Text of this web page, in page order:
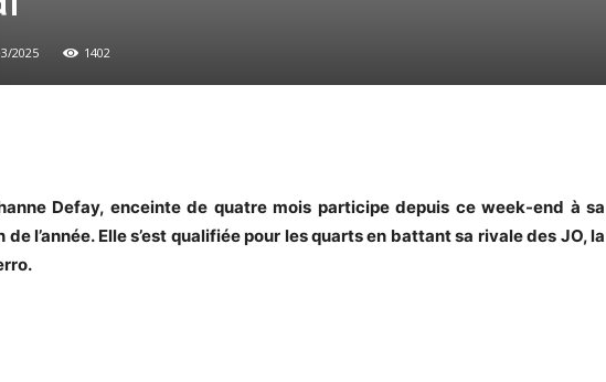
2025 1402
Defay, enceinte de quatre mois participe depuis ce week-end à sa
l’année. Elle s’est qualifiée pour les quarts en battant sa rivale des JO, la